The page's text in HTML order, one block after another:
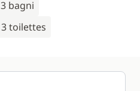
3 bagni
3 toilettes